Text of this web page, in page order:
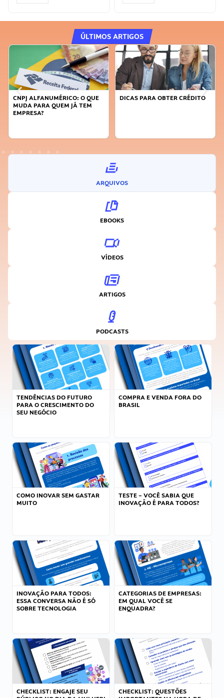
ÚLTIMOS ARTIGOS
CNPJ ALFANUMÉRICO: O QUE
MUDA PARA QUEM JÁ TEM
EMPRESA?
DICAS PARA OBTER CRÉDITO
ARQUIVOS
EBOOKS
VÍDEOS
ARTIGOS
PODCASTS
TENDÊNCIAS DO FUTURO
PARA O CRESCIMENTO DO
SEU NEGÓCIO
COMPRA E VENDA FORA DO
BRASIL
COMO INOVAR SEM GASTAR
MUITO
TESTE – VOCÊ SABIA QUE
INOVAÇÃO É PARA TODOS?
INOVAÇÃO PARA TODOS:
ESSA CONVERSA NÃO É SÓ
SOBRE TECNOLOGIA
CATEGORIAS DE EMPRESAS:
EM QUAL VOCÊ SE
ENQUADRA?
CHECKLIST: ENGAJE SEU
CHECKLIST: QUESTÕES